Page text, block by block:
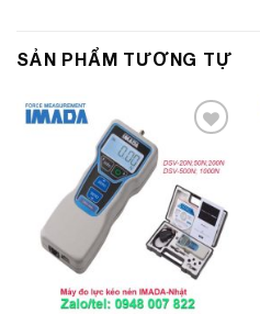
SẢN PHẨM TƯƠNG TỰ
Wishlist